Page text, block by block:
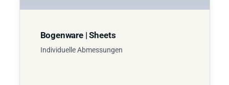
Bogenware | Sheets
Individuelle Abmessungen